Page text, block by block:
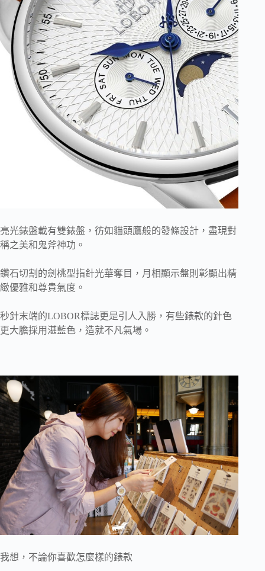
亮光錶盤載有雙錶盤，彷如貓頭鷹般的發條設計，盡現對
稱之美和鬼斧神功。
鑽石切割的劍桃型指針光華奪目，月相顯示盤則彰顯出精
緻優雅和尊貴氣度。
秒針末端的LOBOR標誌更是引人入勝，有些錶款的針色
更大膽採用湛藍色，造就不凡氣場。
我想，不論你喜歡怎麼樣的錶款